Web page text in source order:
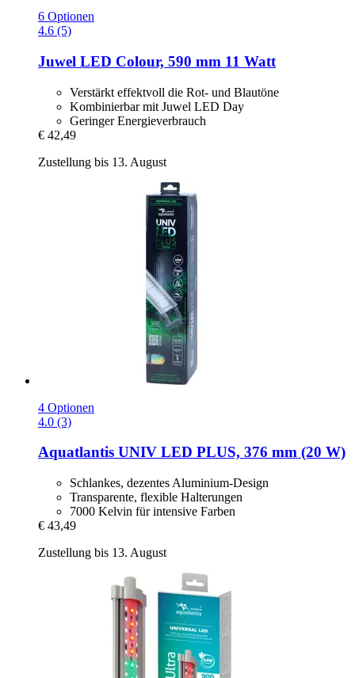
6 Optionen
4.6 (5)
Juwel LED Colour, 590 mm 11 Watt
Verstärkt effektvoll die Rot- und Blautöne
Kombinierbar mit Juwel LED Day
Geringer Energieverbrauch
€ 42,49
Zustellung bis 13. August
4 Optionen
4.0 (3)
Aquatlantis UNIV LED PLUS, 376 mm (20 W)
Schlankes, dezentes Aluminium-Design
Transparente, flexible Halterungen
7000 Kelvin für intensive Farben
€ 43,49
Zustellung bis 13. August